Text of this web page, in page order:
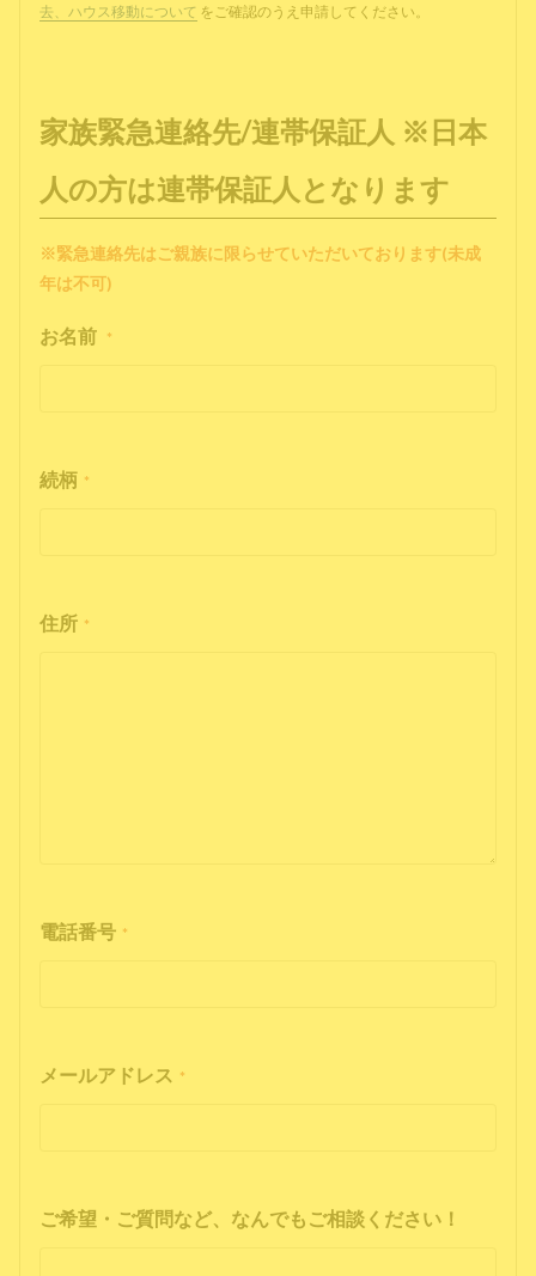
去、ハウス移動について をご確認のうえ申請してください。
家族緊急連絡先/連帯保証人 ※日本
人の方は連帯保証人となります
※緊急連絡先はご親族に限らせていただいております(未成
年は不可)
お名前 *
続柄 *
住所 *
電話番号 *
メールアドレス *
ご希望・ご質問など、なんでもご相談ください！